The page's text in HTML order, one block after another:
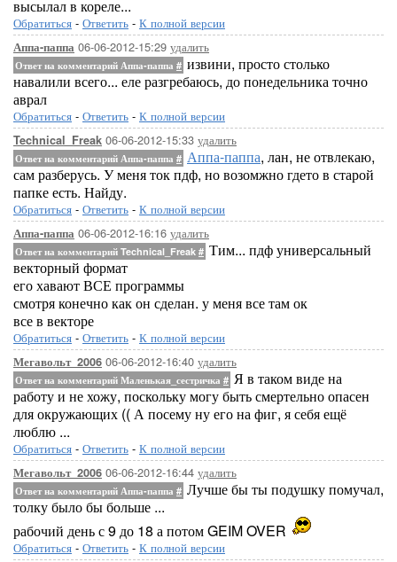
высылал в кореле...
Обратиться - Ответить - К полной версии
Аппа-паппа 06-06-2012-15:29 удалить
Ответ на комментарий Аппа-паппа # извини, просто столько
навалили всего... еле разгребаюсь, до понедельника точно
аврал
Обратиться - Ответить - К полной версии
Technical_Freak 06-06-2012-15:33 удалить
Ответ на комментарий Аппа-паппа # Аппа-паппа, лан, не отвлекаю,
сам разберусь. У меня ток пдф, но возомжно гдето в старой
папке есть. Найду.
Обратиться - Ответить - К полной версии
Аппа-паппа 06-06-2012-16:16 удалить
Ответ на комментарий Technical_Freak # Тим... пдф универсальный
векторный формат
его хавают ВСЕ программы
смотря конечно как он сделан. у меня все там ок
все в векторе
Обратиться - Ответить - К полной версии
Мегавольт_2006 06-06-2012-16:40 удалить
Ответ на комментарий Маленькая_сестричка # Я в таком виде на
работу и не хожу, поскольку могу быть смертельно опасен
для окружающих (( А посему ну его на фиг, я себя ещё
люблю ...
Обратиться - Ответить - К полной версии
Мегавольт_2006 06-06-2012-16:44 удалить
Ответ на комментарий Аппа-паппа # Лучше бы ты подушку помучал,
толку было бы больше ...
рабочий день с 9 до 18 а потом GEIM OVER
Обратиться - Ответить - К полной версии